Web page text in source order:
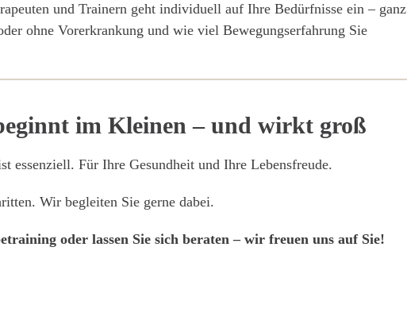
und Trainern geht individuell auf Ihre Bedürfnisse ein – ganz
ohne Vorerkrankung und wie viel Bewegungserfahrung Sie
im Kleinen – und wirkt groß
essenziell. Für Ihre Gesundheit und Ihre Lebensfreude.
Wir begleiten Sie gerne dabei.
oder lassen Sie sich beraten – wir freuen uns auf Sie!